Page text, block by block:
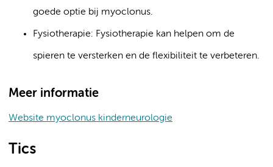
goede optie bij myoclonus.
Fysiotherapie: Fysiotherapie kan helpen om de
spieren te versterken en de flexibiliteit te verbeteren.
Meer informatie
Website myoclonus kinderneurologie
Tics